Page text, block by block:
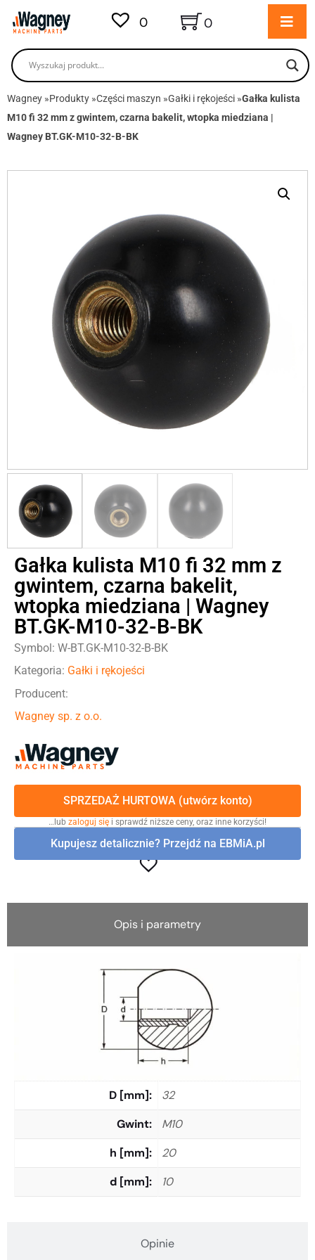
0 0
Wagney »Produkty »Części maszyn »Gałki i rękojeści »Gałka kulista
M10 fi 32 mm z gwintem, czarna bakelit, wtopka miedziana |
Wagney BT.GK-M10-32-B-BK
Gałka kulista M10 fi 32 mm z
gwintem, czarna bakelit,
wtopka miedziana | Wagney
BT.GK-M10-32-B-BK
Symbol: W-BT.GK-M10-32-B-BK
Kategoria: Gałki i rękojeści
Producent:
Wagney sp. z o.o.
SPRZEDAŻ HURTOWA (utwórz konto)
…lub zaloguj się i sprawdź niższe ceny, oraz inne korzyści!
Kupujesz detalicznie? Przejdź na EBMiA.pl
Opis i parametry
Opinie
D [mm]
32
Gwint
M10
h [mm]
20
d [mm]
10